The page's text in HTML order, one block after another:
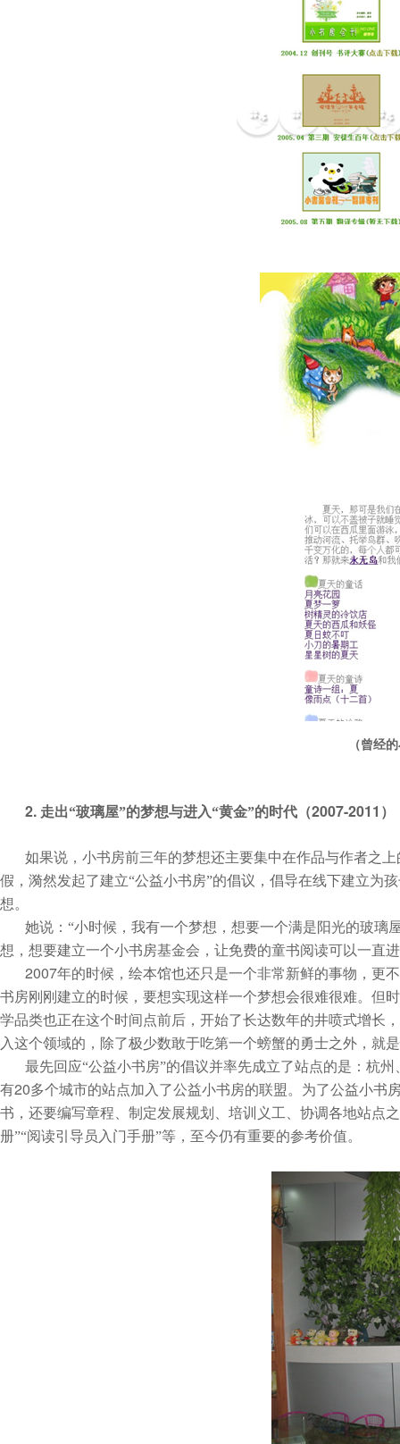
（曾经
2. 走出“玻璃屋”的梦想与进入“黄金”的时代（2007-2011 ）
如果说，小书房前三年的梦想还主要集中在作品与作者之
假，漪然发起了建立“公益小书房”的倡议，倡导在线下建立为
想。
她说：“小时候，我有一个梦想，想要一个满是阳光的玻
想，想要建立一个小书房基金会，让免费的童书阅读可以一直
2007年的时候，绘本馆也还只是一个非常新鲜的事物，更
书房刚刚建立的时候，要想实现这样一个梦想会很难很难。但
学品类也正在这个时间点前后，开始了长达数年的井喷式增长
入这个领域的，除了极少数敢于吃第一个螃蟹的勇士之外，就
最先回应“公益小书房”的倡议并率先成立了站点的是：杭
有20多个城市的站点加入了公益小书房的联盟。为了公益小书
书，还要编写章程、制定发展规划、培训义工、协调各地站
册”“阅读引导员入门手册”等，至今仍有重要的参考价值。